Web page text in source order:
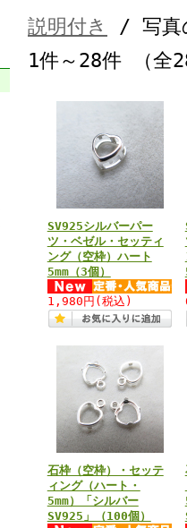
説明付き
/ 写真
1件～28件 （全
SV925シルバーパー
ツ・ベゼル・セッティ
ング（空枠）ハート
5mm（3個）
1,980円 (税込)
石枠（空枠）・セッテ
ィング（ハート・
5mm）「シルバー
SV925」（100個）